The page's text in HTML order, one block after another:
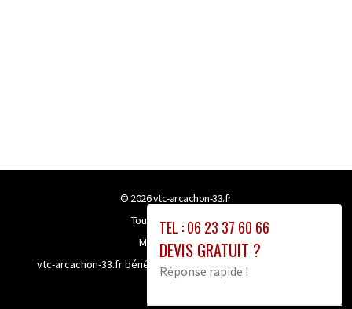
TEL : 06 23 37 60 66
DEVIS GRATUIT ?
Réponse rapide !
© 2026vtc-arcachon-33.fr
Tous droits réservés
Mentions légales
vtc-arcachon-33.fr bénéficie de la technologie